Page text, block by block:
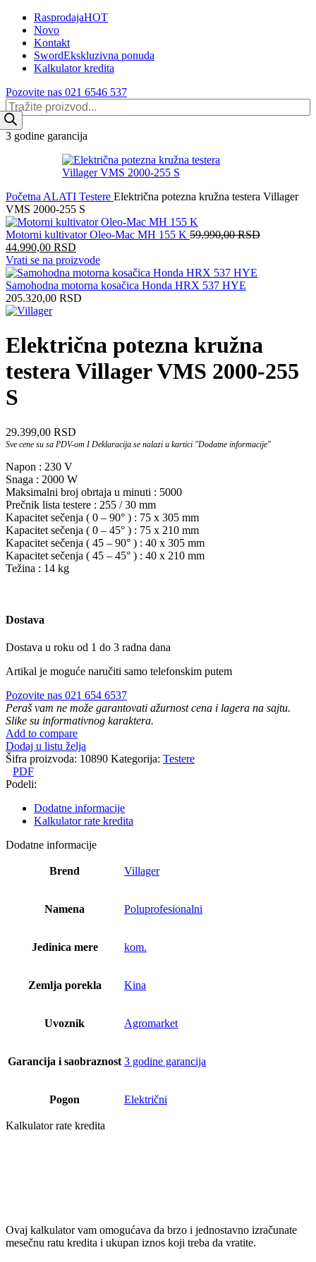
RasprodajaHOT
Novo
Kontakt
SwordEkskluzivna ponuda
Kalkulator kredita
Pozovite nas 021 6546 537
Products
search
3 godine garancija
Početna ALATI Testere Električna potezna kružna testera Villager
VMS 2000-255 S
Motorni kultivator Oleo-Mac MH 155 K 59.990,00RSD
Оригинална
цена
је
била:
59.990,00 RSD.
44.990,00 RSD
цена
је:
44.990,00 RSD.
Vrati se na proizvode
Samohodna motorna kosačica Honda HRX 537 HYE
205.320,00 RSD
Električna potezna kružna
testera Villager VMS 2000-255
S
29.399,00 RSD
Sve cene su sa PDV-om I Deklaracija se nalazi u kartici "Dodatne informacije"
Napon : 230 V
Snaga : 2000 W
Maksimalni broj obrtaja u minuti : 5000
Prečnik lista testere : 255 / 30 mm
Kapacitet sečenja ( 0 – 90° ) : 75 x 305 mm
Kapacitet sečenja ( 0 – 45° ) : 75 x 210 mm
Kapacitet sečenja ( 45 – 90° ) : 40 x 305 mm
Kapacitet sečenja ( 45 – 45° ) : 40 x 210 mm
Težina : 14 kg
Dostava
Dostava u roku od 1 do 3 radna dana
Artikal je moguće naručiti samo telefonskim putem
Pozovite nas 021 654 6537
Peraš vam ne može garantovati ažurnost cena i lagera na sajtu.
Slike su informativnog karaktera.
Add to compare
Dodaj u listu želja
Šifra proizvoda: 10890 Kategorija: Testere
PDF
Podeli:
Dodatne informacije
Kalkulator rate kredita
Dodatne informacije
Brend Villager
Namena Poluprofesionalni
Jedinica mere kom.
Zemlja porekla Kina
Uvoznik Agromarket
Garancija i saobraznost 3 godine garancija
Pogon Električni
Kalkulator rate kredita
Ovaj kalkulator vam omogućava da brzo i jednostavno izračunate
mesečnu ratu kredita i ukupan iznos koji treba da vratite.